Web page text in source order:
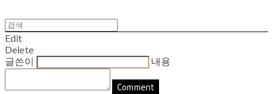
Edit
Delete
글쓴이
내용
Comment